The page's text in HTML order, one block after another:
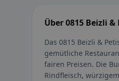
Über 0815 Beizli
Das 0815 Beizli &
gemütliche
fairen Preisen. Die
Rindfleisch,